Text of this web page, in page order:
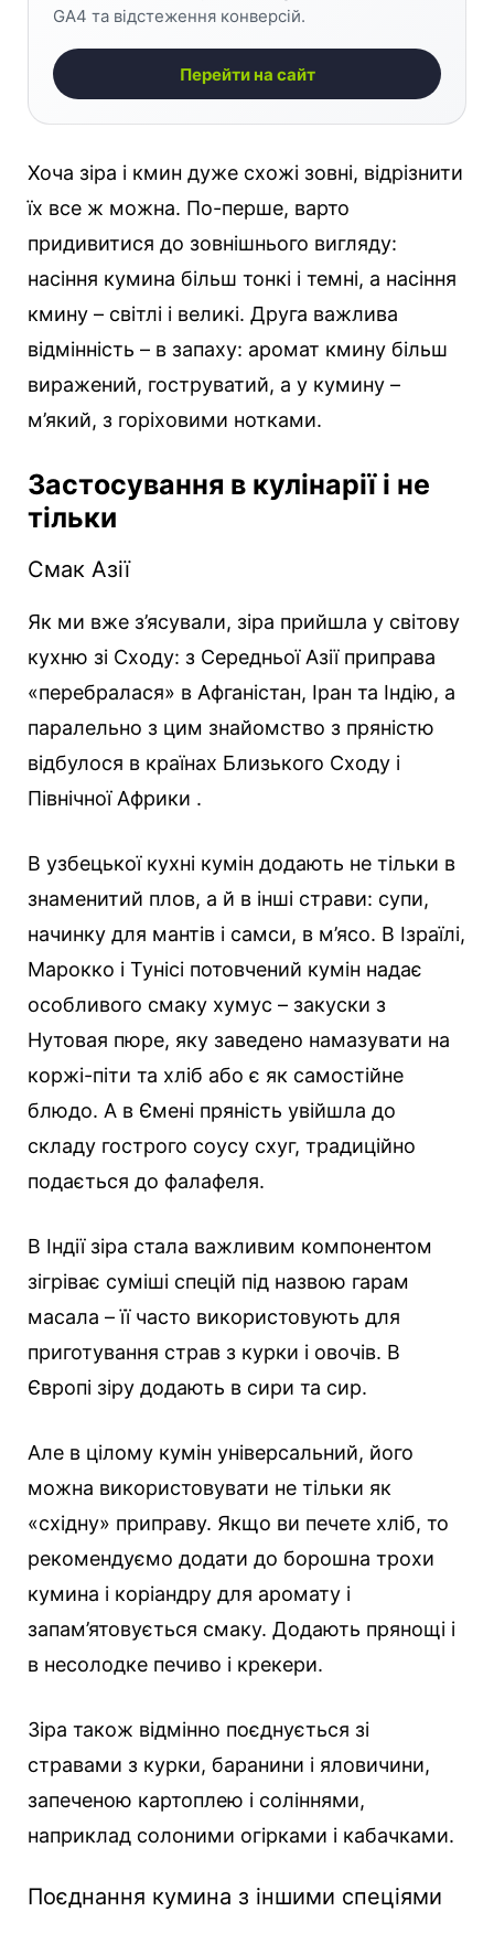
GA4 та відстеження конверсій.
Перейти на сайт
Хоча зіра і кмин дуже схожі зовні, відрізнити
їх все ж можна. По-перше, варто
придивитися до зовнішнього вигляду:
насіння кумина більш тонкі і темні, а насіння
кмину – світлі і великі. Друга важлива
відмінність – в запаху: аромат кмину більш
виражений, гоструватий, а у кумину –
м’який, з горіховими нотками.
Застосування в кулінарії і не
тільки
Смак Азії
Як ми вже з’ясували, зіра прийшла у світову
кухню зі Сходу: з Середньої Азії приправа
«перебралася» в Афганістан, Іран та Індію, а
паралельно з цим знайомство з пряністю
відбулося в країнах Близького Сходу і
Північної Африки .
В узбецької кухні кумін додають не тільки в
знаменитий плов, а й в інші страви: супи,
начинку для мантів і самси, в м’ясо. В Ізраїлі,
Марокко і Тунісі потовчений кумін надає
особливого смаку хумус – закуски з
Нутовая пюре, яку заведено намазувати на
коржі-піти та хліб або є як самостійне
блюдо. А в Ємені пряність увійшла до
складу гострого соусу схуг, традиційно
подається до фалафеля.
В Індії зіра стала важливим компонентом
зігріває суміші спецій під назвою гарам
масала – її часто використовують для
приготування страв з курки і овочів. В
Європі зіру додають в сири та сир.
Але в цілому кумін універсальний, його
можна використовувати не тільки як
«східну» приправу. Якщо ви печете хліб, то
рекомендуємо додати до борошна трохи
кумина і коріандру для аромату і
запам’ятовується смаку. Додають прянощі і
в несолодке печиво і крекери.
Зіра також відмінно поєднується зі
стравами з курки, баранини і яловичини,
запеченою картоплею і соліннями,
наприклад солоними огірками і кабачками.
Поєднання кумина з іншими спеціями